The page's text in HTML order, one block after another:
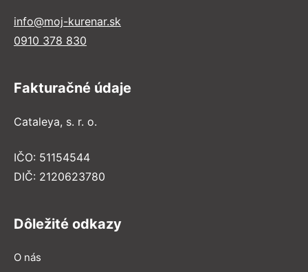
info@moj-kurenar.sk
0910 378 830
Fakturačné údaje
Cataleya, s. r. o.
IČO: 51154544
DIČ: 2120623780
Dôležité odkazy
O nás